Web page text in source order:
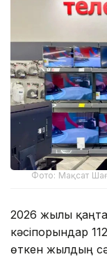
Фото: Мақсат
2026 жылы
кәсіпорындар
өткен жылдың